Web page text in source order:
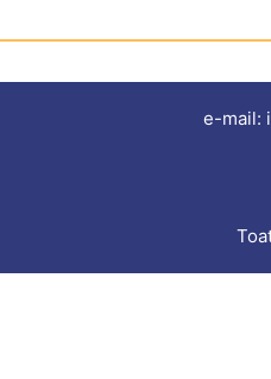
e-mail: